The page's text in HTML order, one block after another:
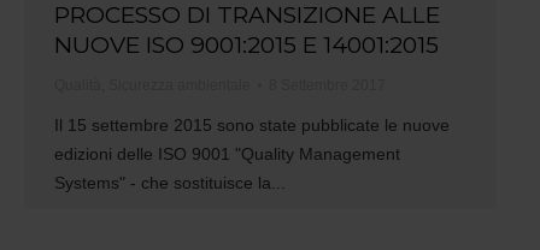
PROCESSO DI TRANSIZIONE ALLE
NUOVE ISO 9001:2015 E 14001:2015
Il 15 settembre 2015 sono state pubblicate le nuove
edizioni delle ISO 9001 "Quality Management
Systems" - che sostituisce la...